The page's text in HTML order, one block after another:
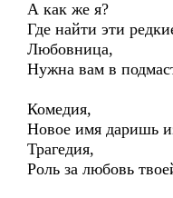
А как же я?
Где найти эти
Любовница,
Нужна вам в
Комедия,
Новое имя даришь
Трагедия,
Роль за любовь